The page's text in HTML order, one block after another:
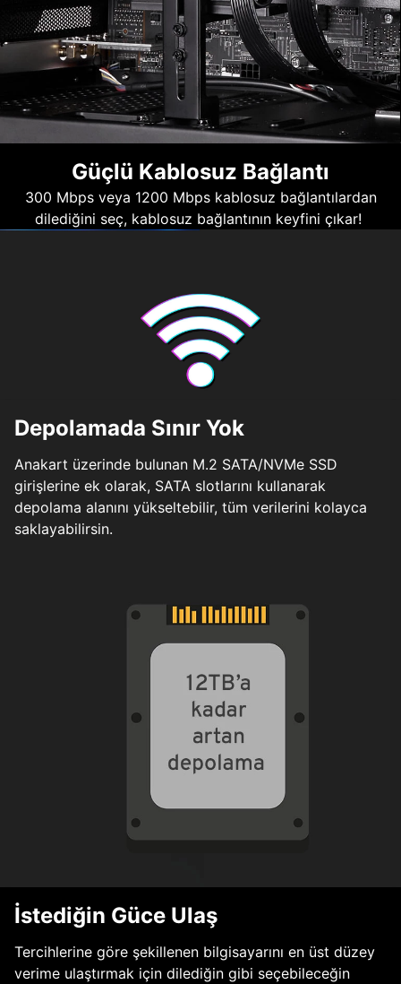
Güçlü Kablosuz Bağlantı
300 Mbps veya 1200 Mbps kablosuz bağlantılardan
dilediğini seç, kablosuz bağlantının keyfini çıkar!
Depolamada Sınır Yok
Anakart üzerinde bulunan M.2 SATA/NVMe SSD
girişlerine ek olarak, SATA slotlarını kullanarak
depolama alanını yükseltebilir, tüm verilerini kolayca
saklayabilirsin.
İstediğin Güce Ulaş
Tercihlerine göre şekillenen bilgisayarını en üst düzey
verime ulaştırmak için dilediğin gibi seçebileceğin